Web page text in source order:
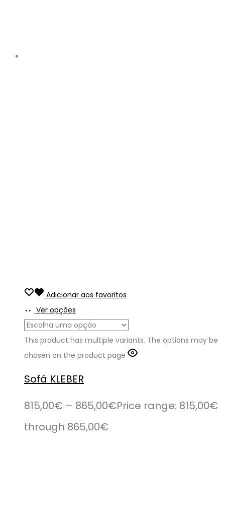
Adicionar aos favoritos
Ver opções
This product has multiple variants. The options may be
chosen on the product page
Sofá KLEBER
815,00€ – 865,00€Price range: 815,00€
through 865,00€